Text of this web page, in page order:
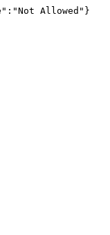
Allowed"}